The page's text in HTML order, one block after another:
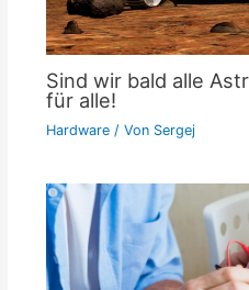
Sind wir bald alle
für alle!
Hardware/ Von Sergej